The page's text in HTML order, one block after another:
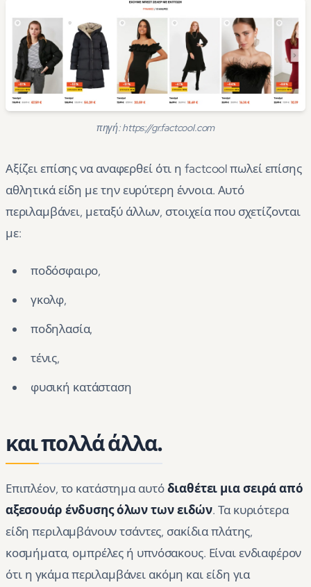
πηγή: https://gr.factcool.com
Αξίζει επίσης να αναφερθεί ότι η factcool πωλεί επίσης
αθλητικά είδη με την ευρύτερη έννοια. Αυτό
περιλαμβάνει, μεταξύ άλλων, στοιχεία που σχετίζονται
με:
ποδόσφαιρο,
γκολφ,
ποδηλασία,
τένις,
φυσική κατάσταση
και πολλά άλλα.
Επιπλέον, το κατάστημα αυτόδιαθέτει μια σειρά από
αξεσουάρ ένδυσης όλων των ειδών. Τα κυριότερα
είδη περιλαμβάνουν τσάντες, σακίδια πλάτης,
κοσμήματα, ομπρέλες ή υπνόσακους. Είναι ενδιαφέρον
ότι η γκάμα περιλαμβάνει ακόμη και είδη για